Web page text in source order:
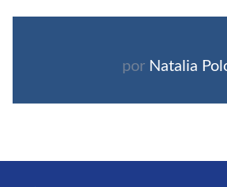
por Natalia